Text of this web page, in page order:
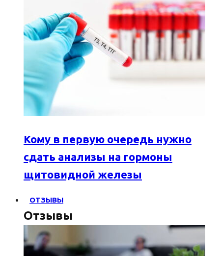
Кому в первую очередь нужно
сдать анализы на гормоны
щитовидной железы
ОТЗЫВЫ
Отзывы